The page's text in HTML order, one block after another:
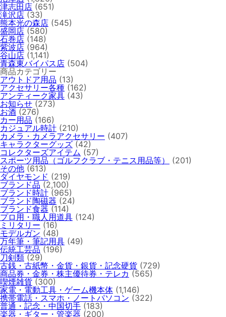
津志田店 (651)
滝沢店 (33)
熊本光の森店 (545)
盛岡店 (580)
石巻店 (148)
紫波店 (964)
谷山店 (1,141)
青森東バイパス店 (504)
商品カテゴリー
アウトドア用品 (13)
アクセサリー各種 (162)
アンティーク家具 (43)
お知らせ (273)
お酒 (276)
カー用品 (166)
カジュアル時計 (210)
カメラ・カメラアクセサリー (407)
キャラクターグッズ (42)
コレクターズアイテム (57)
スポーツ用品（ゴルフクラブ・テニス用品等）
(201)
その他 (613)
ダイヤモンド (219)
ブランド品 (2,100)
ブランド時計 (965)
ブランド陶磁器 (24)
ブランド食器 (114)
プロ用・職人用道具 (124)
ミリタリー (16)
モデルガン (48)
万年筆・筆記用具 (49)
伝統工芸品 (196)
刀剣類 (29)
古銭・古紙幣・金貨・銀貨・記念硬貨 (729)
商品券・金券・株主優待券・テレカ (565)
喫煙雑貨 (300)
家電・電動工具・ゲーム機本体 (1,146)
携帯電話・スマホ・ノートパソコン (322)
普通・記念・中国切手 (183)
楽器・ギター・管楽器 (200)